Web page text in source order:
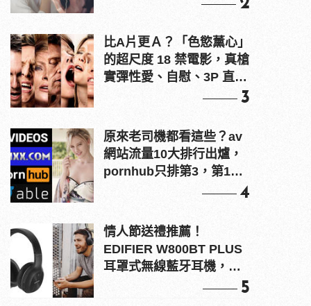
比A片更Ａ？「色慾薰心」
的超尺度 18 禁電影，真槍
實彈性愛、自慰、3P 直接
3
原來老司機都看這些？av
網站流量10大排行出爐，
pornhub只排第3，第1名
4
情人節送禮推薦！
EDIFIER W800BT PLUS
耳罩式無線藍牙耳機，在
5